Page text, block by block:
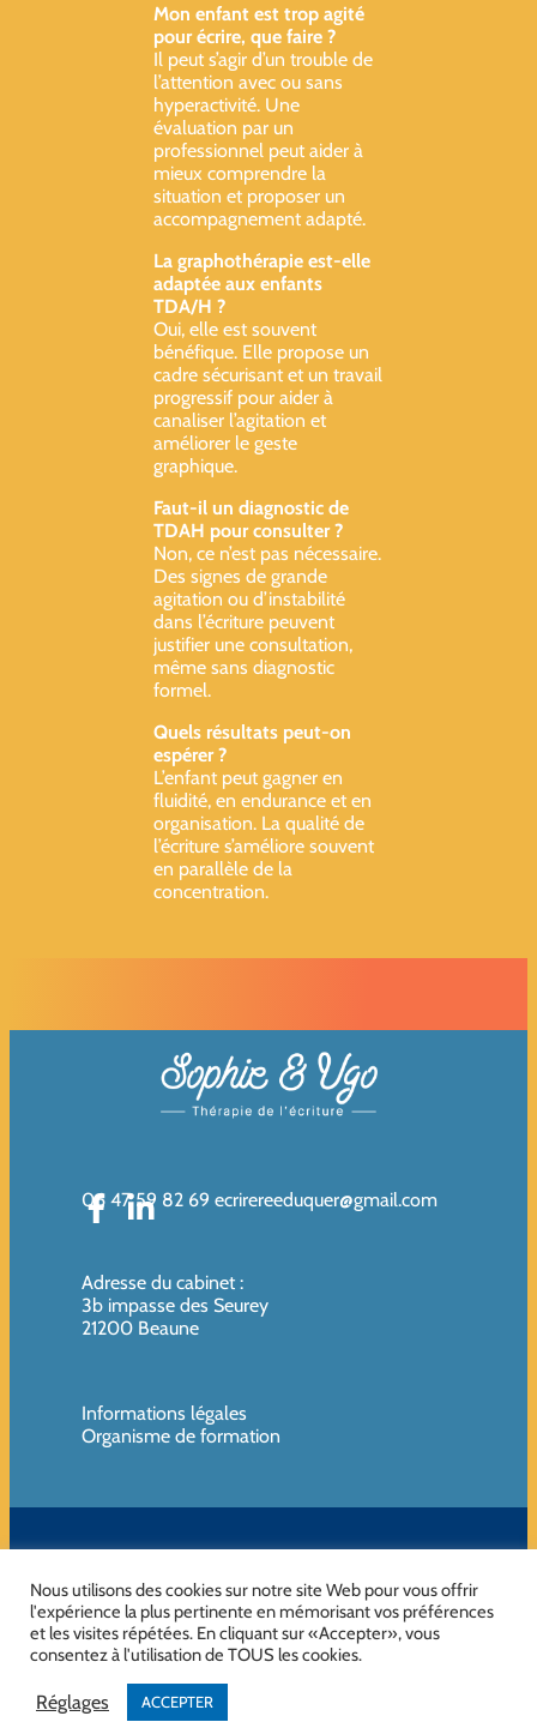
Mon enfant est trop agité
pour écrire, que faire ?
Il peut s’agir d’un trouble de
l’attention avec ou sans
hyperactivité. Une
évaluation par un
professionnel peut aider à
mieux comprendre la
situation et proposer un
accompagnement adapté.
La graphothérapie est-elle
adaptée aux enfants
TDA/H ?
Oui, elle est souvent
bénéfique. Elle propose un
cadre sécurisant et un travail
progressif pour aider à
canaliser l’agitation et
améliorer le geste
graphique.
Faut-il un diagnostic de
TDAH pour consulter ?
Non, ce n’est pas nécessaire.
Des signes de grande
agitation ou d’instabilité
dans l’écriture peuvent
justifier une consultation,
même sans diagnostic
formel.
Quels résultats peut-on
espérer ?
L’enfant peut gagner en
fluidité, en endurance et en
organisation. La qualité de
l’écriture s’améliore souvent
en parallèle de la
concentration.
06 47 59 82 69 ecrirereeduquer@gmail.com
Adresse du cabinet :
3b impasse des Seurey
21200 Beaune
Informations légales
Organisme de formation
No Result
Nous utilisons des cookies sur notre site Web pour vous offrir
l'expérience la plus pertinente en mémorisant vos préférences
et les visites répétées. En cliquant sur «Accepter», vous
consentez à l'utilisation de TOUS les cookies.
Réglages ACCEPTER